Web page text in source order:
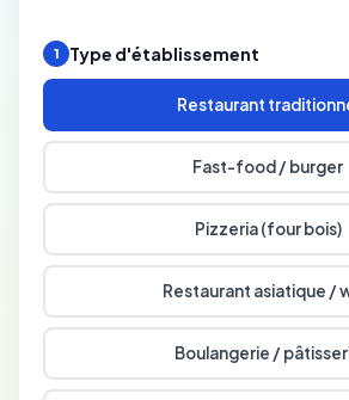
1 Type d'établissement
Restaurant
Fast-food / burger
Pizzeria (four bois)
Restaurant asiatique /
Boulangerie /